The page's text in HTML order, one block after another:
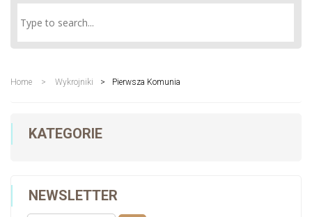
Home > Wykrojniki > Pierwsza Komunia
KATEGORIE
NEWSLETTER